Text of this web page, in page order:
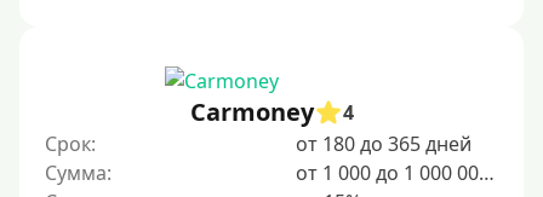
Для граждан Узбекистана, проживающих за рубежом
Сумма (рублей)
Carmoney
4
Срок:
от 180 до 365 дней
Сумма:
от 1 000 до 1 000 000 ₽